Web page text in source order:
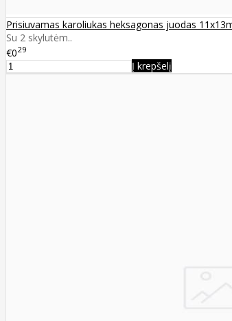
Prisiuvamas karoliukas heksagonas juodas
Su 2 skylutėm..
€029
Į krepšelį